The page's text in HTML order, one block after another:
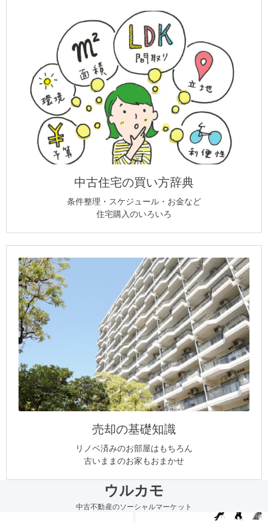
中古住宅の買い方辞典
条件整理・スケジュール・お金など
住宅購入のいろいろ
売却の基礎知識
リノベ済みのお部屋はもちろん
古いままのお家もおまかせ
ウルカモ
中古不動産のソーシャルマーケット